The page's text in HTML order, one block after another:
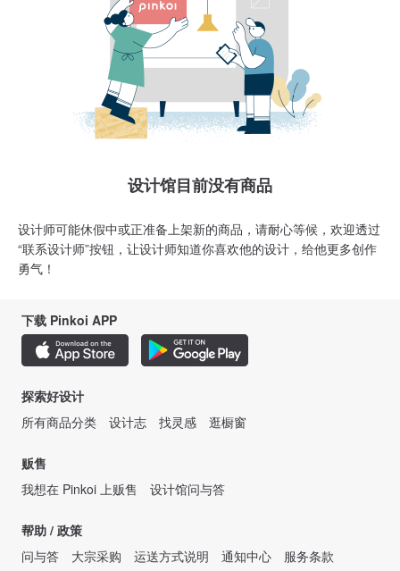
设计馆目前没有商品
设计师可能休假中或正准备上架新的商品，请耐心等候，欢迎透过
“联系设计师”按钮，让设计师知道你喜欢他的设计，给他更多创作
勇气！
下载 Pinkoi APP
探索好设计
所有商品分类
设计志 找灵感 逛橱窗
贩售
我想在 Pinkoi 上贩售
设计馆问与答
帮助 / 政策
问与答
大宗采购 运送方式说明 通知中心
服务条款